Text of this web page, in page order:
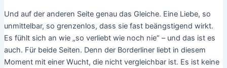
Und auf der anderen Seite genau das Gleiche. Eine Liebe, so
unmittelbar, so grenzenlos, dass sie fast beängstigend wirkt.
Es fühlt sich an wie „so verliebt wie noch nie“ – und das ist es
auch. Für beide Seiten. Denn der Borderliner liebt in diesem
Moment mit einer Wucht, die nicht vergleichbar ist. Es ist keine